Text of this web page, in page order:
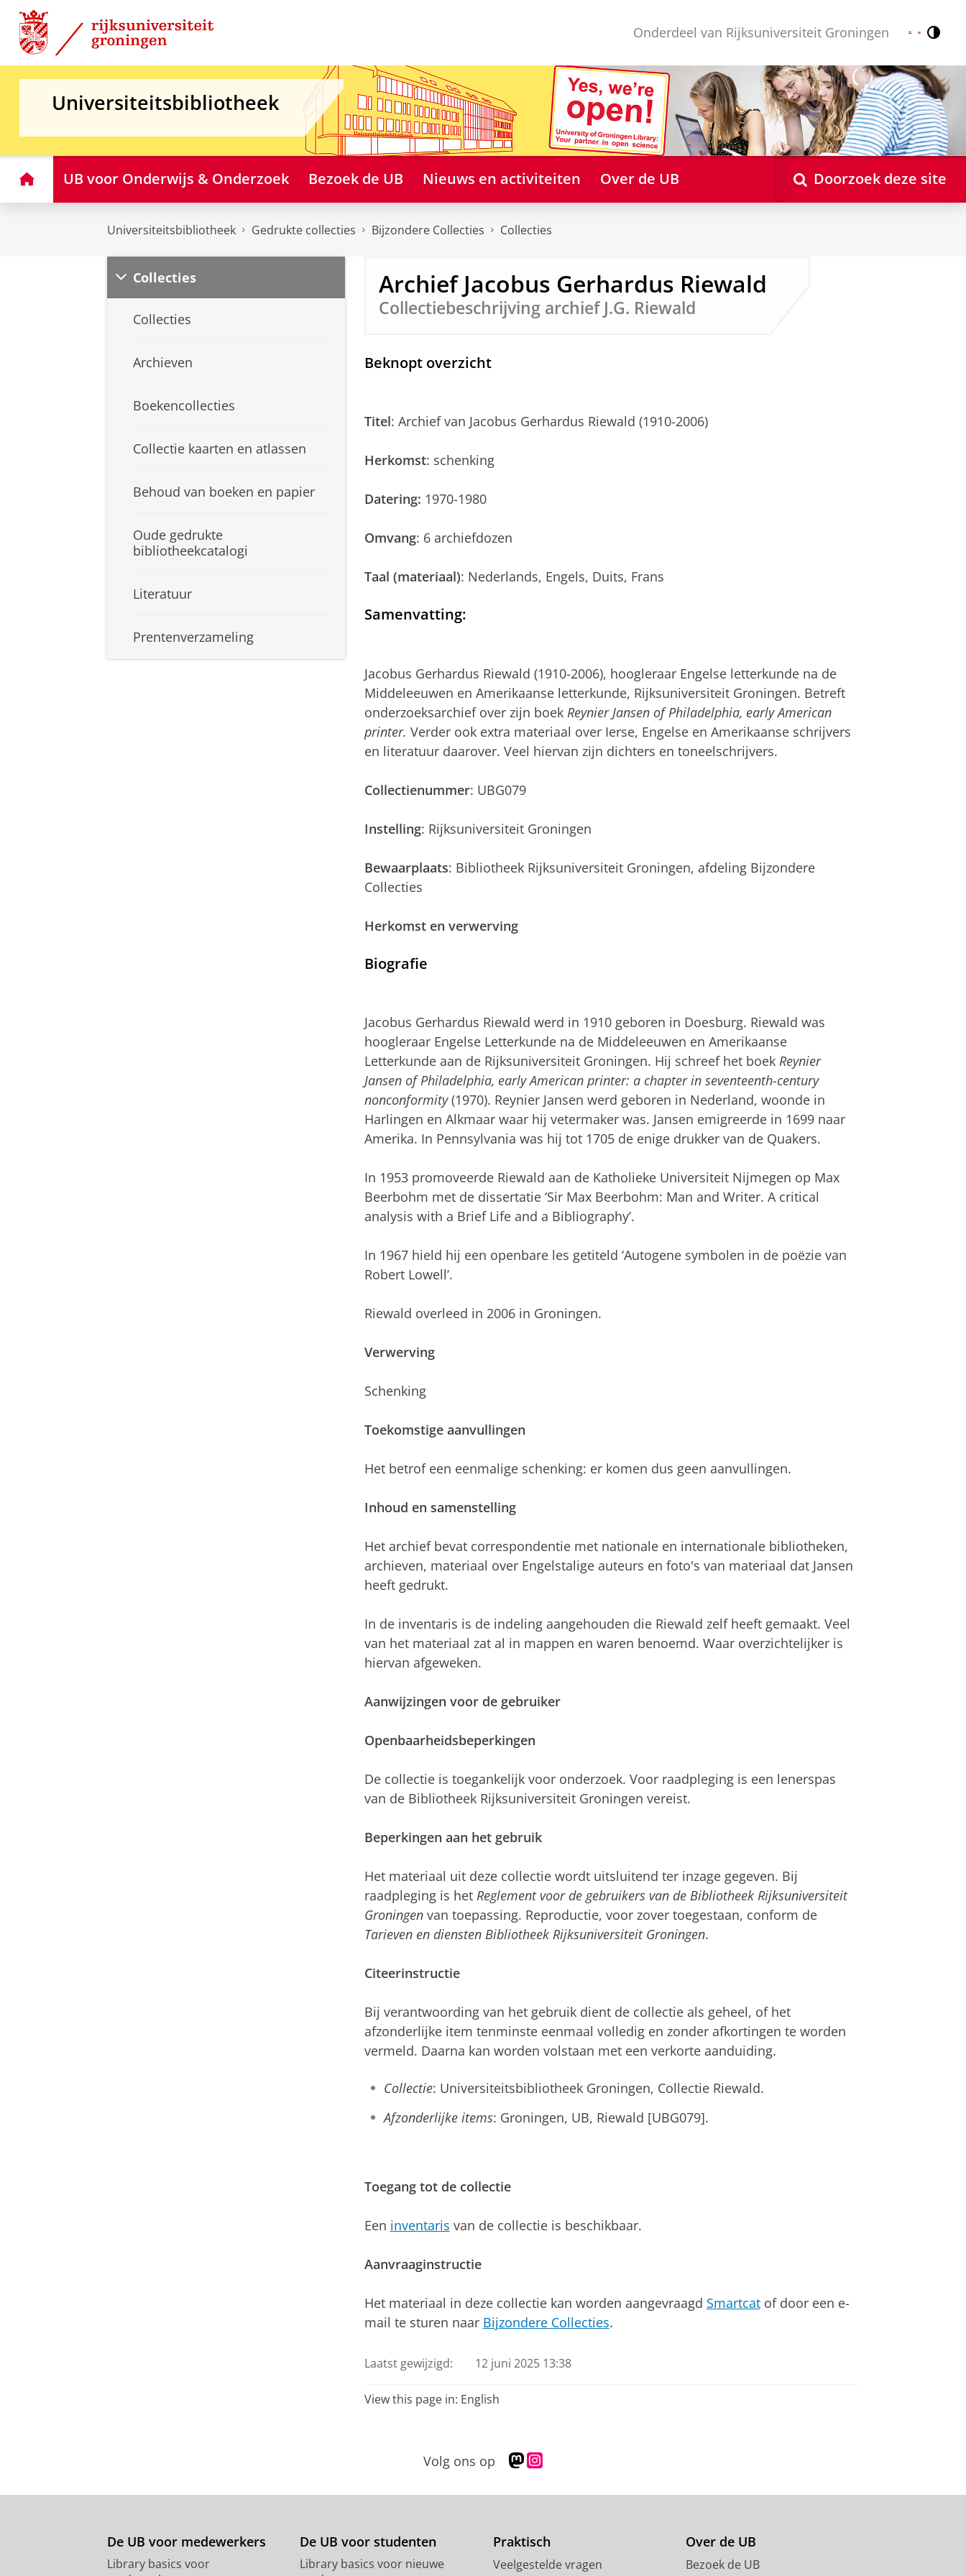
Skip
Content
Skip
Navigation
Onderdeel van Rijksuniversiteit Groningen Nederlands
English
Universiteitsbibliotheek
HomeUB voor Onderwijs & Onderzoek Bezoek de UB Nieuws en activiteiten Over de UB Doorzoek deze site
Universiteitsbibliotheek Gedrukte collecties Bijzondere Collecties Collecties
Collecties
Collecties
Archieven
Boekencollecties
Collectie kaarten en atlassen
Behoud van boeken en papier
Oude gedrukte
bibliotheekcatalogi
Literatuur
Prentenverzameling
Archief Jacobus Gerhardus Riewald
Collectiebeschrijving archief J.G. Riewald
Beknopt overzicht
Titel: Archief van Jacobus Gerhardus Riewald (1910-2006)
Herkomst: schenking
Datering: 1970-1980
Omvang: 6 archiefdozen
Taal (materiaal): Nederlands, Engels, Duits, Frans
Samenvatting:
Jacobus Gerhardus Riewald (1910-2006), hoogleraar Engelse letterkunde na de
Middeleeuwen en Amerikaanse letterkunde, Rijksuniversiteit Groningen. Betreft
onderzoeksarchief over zijn boek Reynier Jansen of Philadelphia, early American
printer. Verder ook extra materiaal over Ierse, Engelse en Amerikaanse schrijvers
en literatuur daarover. Veel hiervan zijn dichters en toneelschrijvers.
Collectienummer: UBG079
Instelling: Rijksuniversiteit Groningen
Bewaarplaats: Bibliotheek Rijksuniversiteit Groningen, afdeling Bijzondere
Collecties
Herkomst en verwerving
Biografie
Jacobus Gerhardus Riewald werd in 1910 geboren in Doesburg. Riewald was
hoogleraar Engelse Letterkunde na de Middeleeuwen en Amerikaanse
Letterkunde aan de Rijksuniversiteit Groningen. Hij schreef het boek Reynier
Jansen of Philadelphia, early American printer: a chapter in seventeenth-century
nonconformity(1970). Reynier Jansen werd geboren in Nederland, woonde in
Harlingen en Alkmaar waar hij vetermaker was. Jansen emigreerde in 1699 naar
Amerika. In Pennsylvania was hij tot 1705 de enige drukker van de Quakers.
In 1953 promoveerde Riewald aan de Katholieke Universiteit Nijmegen op Max
Beerbohm met de dissertatie ‘Sir Max Beerbohm: Man and Writer. A critical
analysis with a Brief Life and a Bibliography’.
In 1967 hield hij een openbare les getiteld ‘Autogene symbolen in de poëzie van
Robert Lowell’.
Riewald overleed in 2006 in Groningen.
Verwerving
Schenking
Toekomstige aanvullingen
Het betrof een eenmalige schenking: er komen dus geen aanvullingen.
Inhoud en samenstelling
Het archief bevat correspondentie met nationale en internationale bibliotheken,
archieven, materiaal over Engelstalige auteurs en foto's van materiaal dat Jansen
heeft gedrukt.
In de inventaris is de indeling aangehouden die Riewald zelf heeft gemaakt. Veel
van het materiaal zat al in mappen en waren benoemd. Waar overzichtelijker is
hiervan afgeweken.
Aanwijzingen voor de gebruiker
Openbaarheidsbeperkingen
De collectie is toegankelijk voor onderzoek. Voor raadpleging is een lenerspas
van de Bibliotheek Rijksuniversiteit Groningen vereist.
Beperkingen aan het gebruik
Het materiaal uit deze collectie wordt uitsluitend ter inzage gegeven. Bij
raadpleging is het Reglement voor de gebruikers van de Bibliotheek Rijksuniversiteit
Groningen van toepassing. Reproductie, voor zover toegestaan, conform de
Tarieven en diensten Bibliotheek Rijksuniversiteit Groningen.
Citeerinstructie
Bij verantwoording van het gebruik dient de collectie als geheel, of het
afzonderlijke item tenminste eenmaal volledig en zonder afkortingen te worden
vermeld. Daarna kan worden volstaan met een verkorte aanduiding.
Collectie: Universiteitsbibliotheek Groningen, Collectie Riewald.
Afzonderlijke items: Groningen, UB, Riewald [UBG079].
Toegang tot de collectie
Een inventaris van de collectie is beschikbaar.
Aanvraaginstructie
Het materiaal in deze collectie kan worden aangevraagd Smartcatof door een e-
mail te sturen naar Bijzondere Collecties.
Laatst gewijzigd: 12 juni 2025 13:38
View this page in: English
Volg ons op
M
s
d
n
s
g
a
De UB voor medewerkers
Library basics voor
De UB voor studenten
Library basics voor nieuwe
Praktisch
Veelgestelde vragen
Over de UB
Bezoek de UB